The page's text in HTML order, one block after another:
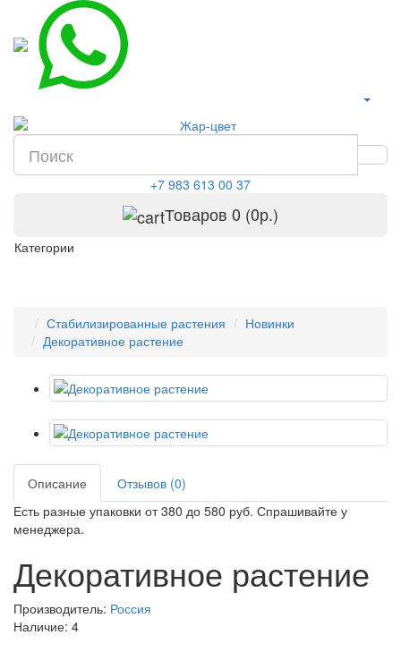
+7 983 613 00 37
Товаров 0 (0р.)
Категории
Стабилизированные растения
Новинки
Декоративное растение
Описание
Отзывов (0)
Есть разные упаковки от 380 до 580 руб. Спрашивайте у
менеджера.
Декоративное растение
Производитель: Россия
Наличие: 4